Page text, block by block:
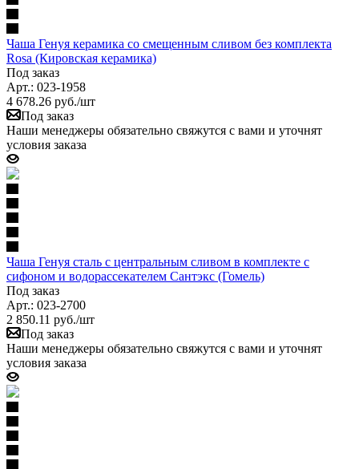
Чаша Генуя керамика со смещенным сливом без комплекта
Rosa (Кировская керамика)
Под заказ
Арт.: 023-1958
4 678.26 руб./шт
Под заказ
Наши менеджеры обязательно свяжутся с вами и уточнят
условия заказа
Чаша Генуя сталь с центральным сливом в комплекте с
сифоном и водорассекателем Сантэкс (Гомель)
Под заказ
Арт.: 023-2700
2 850.11 руб./шт
Под заказ
Наши менеджеры обязательно свяжутся с вами и уточнят
условия заказа